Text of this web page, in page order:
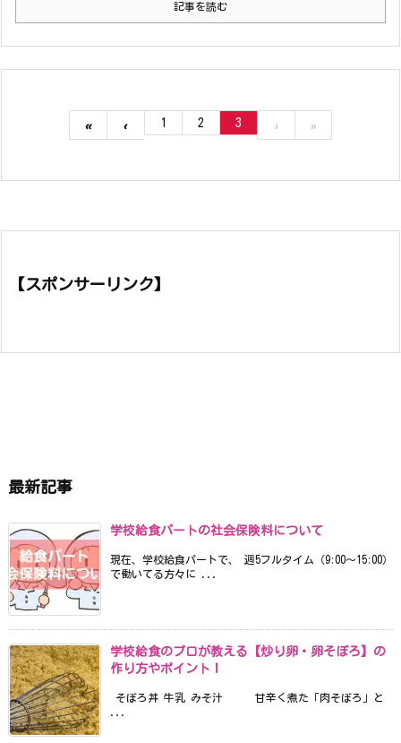
記事を読む
« ‹ 1 2 3 › »
【スポンサーリンク】
最新記事
学校給食パートの社会保険料について
現在、学校給食パートで、 週5フルタイム（9:00〜15:00）
で働いてる方々に ...
学校給食のプロが教える【炒り卵・卵そぼろ】の
作り方やポイント！
そぼろ丼 牛乳 みそ汁 甘辛く煮た「肉そぼろ」と